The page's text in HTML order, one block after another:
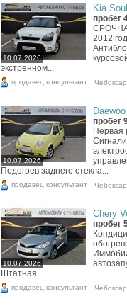
10.07.2026
Kia
пробег
2012
экстренном...
продавец консультант
10.07.2026
пробег
Первая
Подогрев заднего стекла...
продавец консультант
10.07.2026
Chery
пробег
Штатная...
продавец консультант